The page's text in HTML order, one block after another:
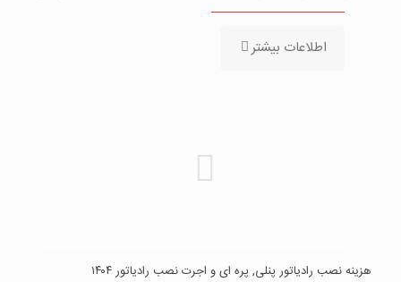
اطلاعات بیشتر
هزینه نصب رادیاتور پنلی, پره ای و اجرت نصب رادیاتور ۱۴۰۴